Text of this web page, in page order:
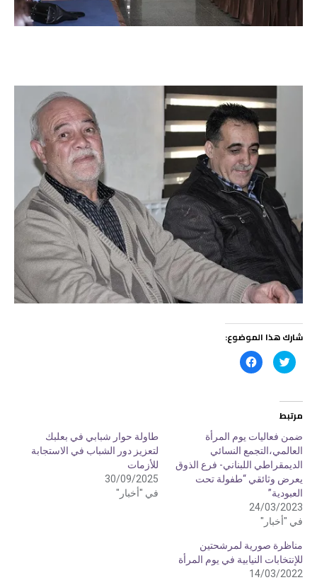
شارك هذا الموضوع:
ض
ر
ة
ل
ى
و
ي
ت
ر
ت
ح
ف
ي
ن
ر
ك
ة
ع
ل
ى
ف
ح
مرتبط
ضمن فعاليات يوم المرأة
العالمي،التجمع النسائي
الديمقراطي اللبناني- فرع الذوق
يعرض وثائقي “طفولة تحت
العبودية”
24/03/2023
في "أخبار"
طاولة حوار شبابي في بعلبك
لتعزيز دور الشباب في الاستجابة
للأزمات
30/09/2025
في "أخبار"
مناظرة صورية لمرشحتين
للإنتخابات النيابية في يوم المرأة
14/03/2022